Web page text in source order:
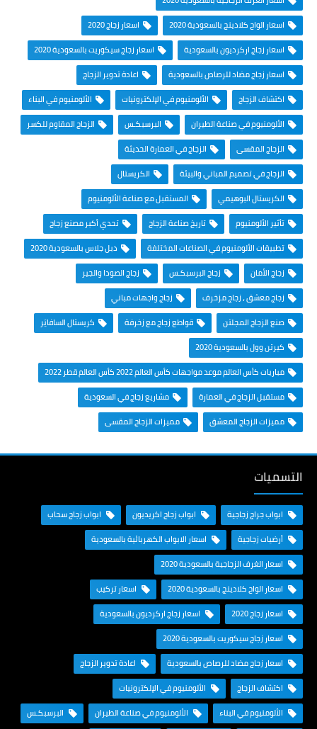
اسعار الواح كلادينج بالسعودية 2020
اسعار زجاج 2020
اسعار زجاج اركرديون بالسعودية
اسعار زجاج سيكوريت بالسعودية 2020
اسعار زجاج مضاد للرصاص بالسعودية
اعادة تدوير الزجاج
اكتشاف الزجاج
الألومنيوم في الإلكترونيات
الألومنيوم في البناء
الألومنيوم في صناعة الطيران
البرسبكـس
الزجاج المقاوم للكسر
الزجاج المقسى
الزجاج في العمارة الحديثة
الزجاج في تصميم المباني والبيئة
الكريستال
الكريستال البوهيمي
المستقبل مع صناعة الألومنيوم
تأثير الألومنيوم
تاريخ صناعة الزجاج
تحدي أكبر مصنع زجاج
تطبيقات الألومنيوم في الصناعات المختلفة
دبل جلاس بالسعودية 2020
زجاج الأمان
زجاج البرسبكـس
زجاج الصودا والجير
زجاج معشق ، زجاج مزخرف
زجاج واجهات مباني
صنع الزجاج المجلتن
قواطع زجاج مع زخرفة
كريستال السافايَر
كيرتن وول بالسعودية 2020
مباريات كأس العالم موعد مواجهات كأس العالم 2022 كأس العالم قطر 2022
مستقبل الزجاج في العمارة
مشاريع زجاج في السعودية
مميزات الزجاج المعشق
مميزات الزجاج المقسى
التسميات
ابواب جراج زجاجية ابواب زجاج اكريديون
ابواب زجاج سحاب
أرضيات زجاجية
اسعار الابواب الكهربائية بالسعودية
اسعار الغرف الزجاجية بالسعودية 2020
اسعار الواح كلادينج بالسعودية 2020
اسعار تركيب
اسعار زجاج 2020
اسعار زجاج اركرديون بالسعودية
اسعار زجاج سيكوريت بالسعودية 2020
اسعار زجاج مضاد للرصاص بالسعودية
اعادة تدوير الزجاج
اكتشاف الزجاج
الألومنيوم في الإلكترونيات
الألومنيوم في البناء
الألومنيوم في صناعة الطيران
البرسبكـس